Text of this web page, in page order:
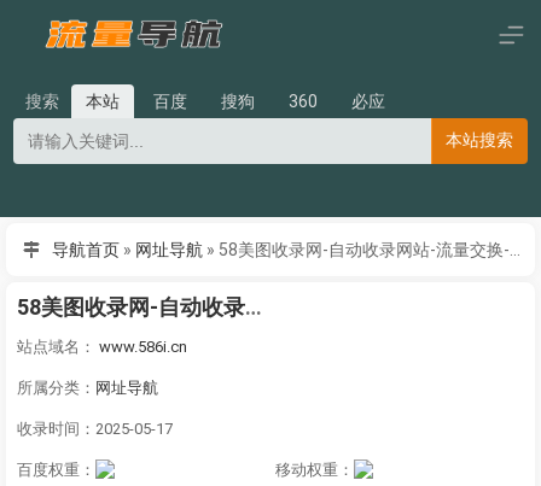
搜索 本站 百度 搜狗 360
必应
本站搜索
导航首页 » 网址导航 »
58美图收录网-自动收录网站-流量交换-自动链
站点域名： www.586i.cn
所属分类： 网址导航
收录时间：2025-05-17
百度权重： 移动权重：